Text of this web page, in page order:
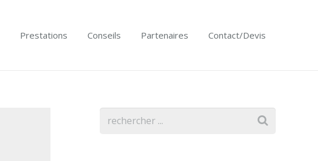
Prestations Conseils Partenaires Contact/Devis